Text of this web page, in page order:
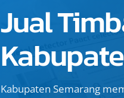
Jual
Kabupaten Semarang